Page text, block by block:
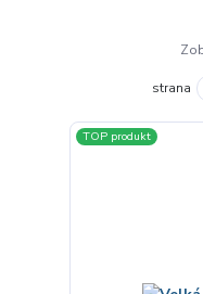
strana
TOP produkt